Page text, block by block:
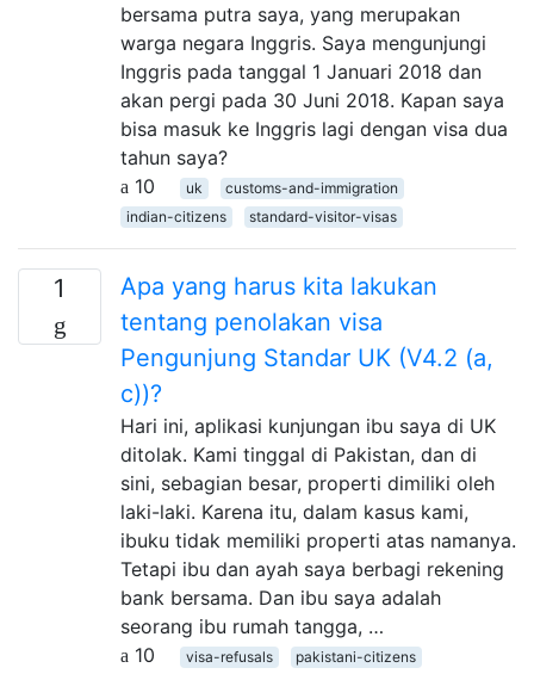
bersama putra saya, yang merupakan
warga negara Inggris. Saya mengunjungi
Inggris pada tanggal 1 Januari 2018 dan
akan pergi pada 30 Juni 2018. Kapan saya
bisa masuk ke Inggris lagi dengan visa dua
tahun saya?
10
uk
customs-and-immigration
indian-citizens
standard-visitor-visas
1
Apa yang harus kita lakukan
tentang penolakan visa
Pengunjung Standar UK (V4.2 (a,
c))?
Hari ini, aplikasi kunjungan ibu saya di UK
ditolak. Kami tinggal di Pakistan, dan di
sini, sebagian besar, properti dimiliki oleh
laki-laki. Karena itu, dalam kasus kami,
ibuku tidak memiliki properti atas namanya.
Tetapi ibu dan ayah saya berbagi rekening
bank bersama. Dan ibu saya adalah
seorang ibu rumah tangga, …
10
visa-refusals
pakistani-citizens